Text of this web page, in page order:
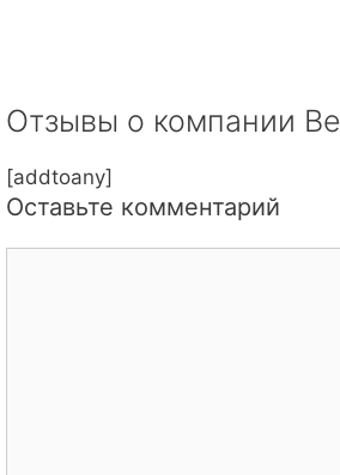
Отзывы о компании
[addtoany]
Оставьте комментарий